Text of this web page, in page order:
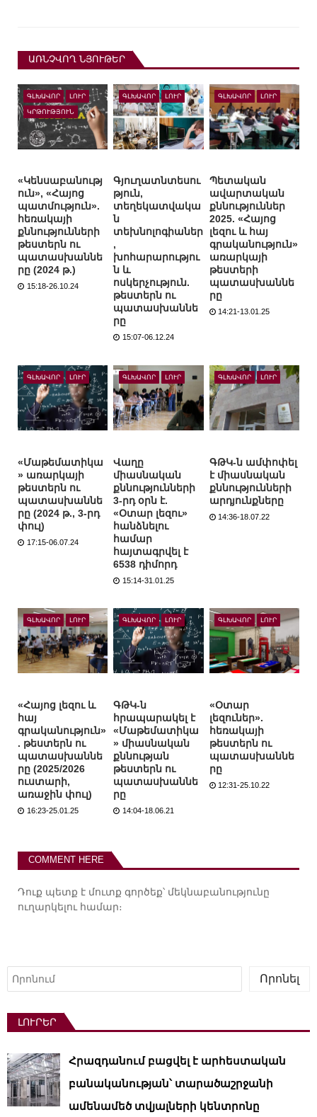
ԱՌՆՉՎՈՂ ՆՅՈՒԹԵՐ
ԳԼԽԱՎՈՐ ԼՈՒՐ
ԿՐԹՈՒԹՅՈՒՆ
«Կենսաբանությ
ուն», «Հայոց
պատմություն».
հեռակայի
քննությունների
թեստերն ու
պատասխաննե
րը (2024 թ.)
15:18-26.10.24
ԳԼԽԱՎՈՐ ԼՈՒՐ
Գյուղատնտեսու
թյուն,
տեղեկատվակա
ն
տեխնոլոգիաներ
,
խոհարարությու
ն և
ոսկերչություն.
թեստերն ու
պատասխաննե
րը
15:07-06.12.24
ԳԼԽԱՎՈՐ ԼՈՒՐ
Պետական
ավարտական
քննություններ
2025. «Հայոց
լեզու և հայ
գրականություն»
առարկայի
թեստերի
պատասխաննե
րը
14:21-13.01.25
ԳԼԽԱՎՈՐ ԼՈՒՐ
«Մաթեմատիկա
» առարկայի
թեստերն ու
պատասխաննե
րը (2024 թ., 3-րդ
փուլ)
17:15-06.07.24
ԳԼԽԱՎՈՐ ԼՈՒՐ
Վաղը
միասնական
քննությունների
3-րդ օրն է.
«Օտար լեզու»
հանձնելու
համար
հայտագրվել է
6538 դիմորդ
15:14-31.01.25
ԳԼԽԱՎՈՐ ԼՈՒՐ
ԳԹԿ-ն ամփոփել
է միասնական
քննությունների
արդյունքները
14:36-18.07.22
ԳԼԽԱՎՈՐ ԼՈՒՐ
«Հայոց լեզու և
հայ
գրականություն»
. թեստերն ու
պատասխաննե
րը (2025/2026
ուստարի,
առաջին փուլ)
16:23-25.01.25
ԳԼԽԱՎՈՐ ԼՈՒՐ
ԳԹԿ-ն
հրապարակել է
«Մաթեմատիկա
» միասնական
քննության
թեստերն ու
պատասխաննե
րը
14:04-18.06.21
ԳԼԽԱՎՈՐ ԼՈՒՐ
«Օտար
լեզուներ».
հեռակայի
թեստերն ու
պատասխաննե
րը
12:31-25.10.22
COMMENT HERE
Դուք պետք է մուտք գործեք՝ մեկնաբանությունը
ուղարկելու համար։
Որոնել
Որոնել
ԼՈՒՐԵՐ
Հրազդանում բացվել է արհեստական ​​
բանականության՝ տարածաշրջանի
ամենամեծ տվյալների կենտրոնը